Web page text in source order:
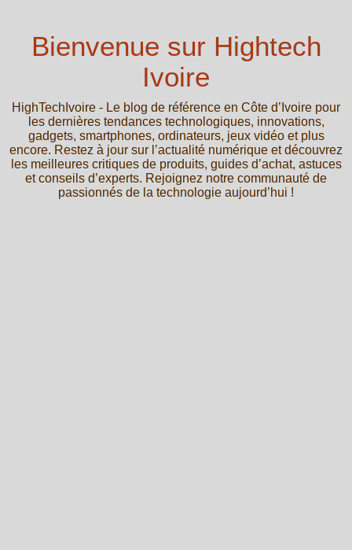
Bienvenue sur Hightech
Ivoire
HighTechIvoire - Le blog de référence en Côte d’Ivoire pour
les dernières tendances technologiques, innovations,
gadgets, smartphones, ordinateurs, jeux vidéo et plus
encore. Restez à jour sur l’actualité numérique et découvrez
les meilleures critiques de produits, guides d’achat, astuces
et conseils d’experts. Rejoignez notre communauté de
passionnés de la technologie aujourd’hui !